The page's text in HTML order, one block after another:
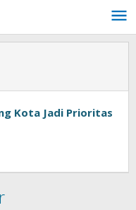
Kota Jadi Prioritas